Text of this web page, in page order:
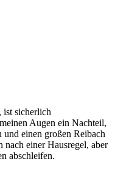
ist sicherlich
Augen ein Nachteil,
und einen großen Reibach
nach einer Hausregel, aber
abschleifen.